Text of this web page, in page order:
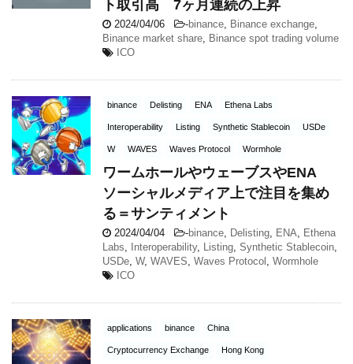
ト取引高 7ヶ月連続の上昇
2024/04/06 -binance Binance exchange
Binance market share Binance spot trading volume
ICO
binance Delisting ENA Ethena Labs
Interoperability Listing Synthetic Stablecoin USDe
W WAVES Waves Protocol Wormhole
ワームホールやウェーブスやENA
ソーシャルメディア上で注目を集め
る＝サンティメント
2024/04/04 -binance Delisting ENA
Ethena
Labs
Interoperability, Listing Synthetic Stablecoin
USDe W, WAVES Waves Protocol Wormhole
ICO
applications binance China
Cryptocurrency Exchange Hong Kong